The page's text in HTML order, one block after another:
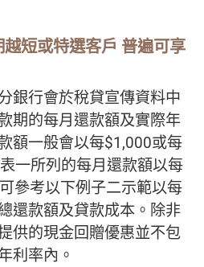
短或特選客戶 普遍可享
銀行會於稅貸宣傳資料中
期的每月還款額及實際年
額一般會以每$1,000或每
一所列的每月還款額以每
參考以下例子二示範以每
還款額及貸款成本。除非
供的現金回贈優惠並不包
利率內。